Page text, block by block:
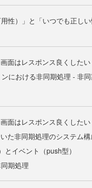
性）」と「いつでも正し
面はレスポンス良くしたい
における非同期処理 - 非
面はレスポンス良くしたい
た非同期処理のシステム
イベント（push型）
期処理